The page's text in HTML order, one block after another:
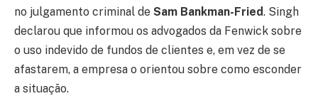
no julgamento criminal de Sam Bankman-Fried. Singh
declarou que informou os advogados da Fenwick sobre
o uso indevido de fundos de clientes e, em vez de se
afastarem, a empresa o orientou sobre como esconder
a situação.